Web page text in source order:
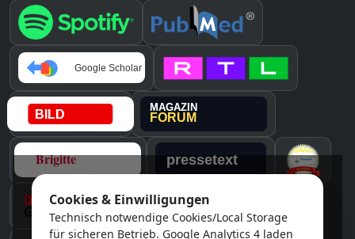
Instagram
Cookies & Einwilligungen
Technisch notwendige Cookies/Local Storage
für sicheren Betrieb. Google Analytics 4 laden